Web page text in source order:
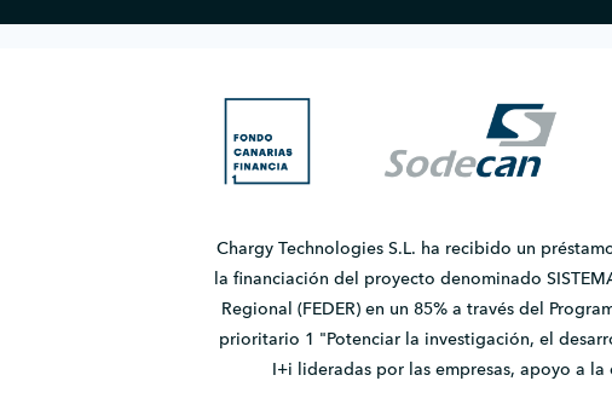
Chargy Technologies S.L. ha recibido un
la financiación del proyecto denominado
Regional (FEDER) en un 85% a través del
prioritario 1 "Potenciar la investigación, el
I+i lideradas por las empresas, apoyo a